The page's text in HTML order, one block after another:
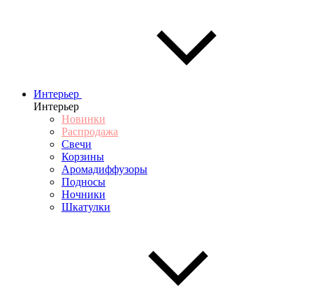
Интерьер
Интерьер
Новинки
Распродажа
Свечи
Корзины
Аромадиффузоры
Подносы
Ночники
Шкатулки